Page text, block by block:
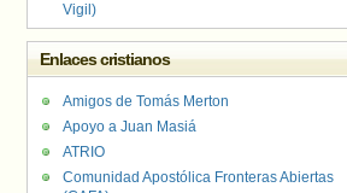
Vigil)
Enlaces cristianos
Amigos de Tomás Merton
Apoyo a Juan Masiá
ATRIO
Comunidad Apostólica Fronteras Abiertas